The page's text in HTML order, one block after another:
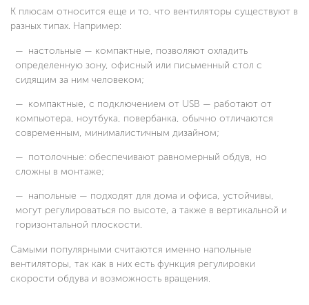
К плюсам относится еще и то, что вентиляторы существуют в
разных типах. Например:
настольные — компактные, позволяют охладить
определенную зону, офисный или письменный стол с
сидящим за ним человеком;
компактные, с подключением от USB — работают от
компьютера, ноутбука, повербанка, обычно отличаются
современным, минималистичным дизайном;
потолочные: обеспечивают равномерный обдув, но
сложны в монтаже;
напольные — подходят для дома и офиса, устойчивы,
могут регулироваться по высоте, а также в вертикальной и
горизонтальной плоскости.
Самыми популярными считаются именно напольные
вентиляторы, так как в них есть функция регулировки
скорости обдува и возможность вращения.